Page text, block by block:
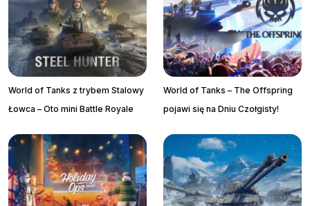
World of Tanks z trybem Stalowy
Łowca – Oto mini Battle Royale
World of Tanks – The Offspring
pojawi się na Dniu Czołgisty!